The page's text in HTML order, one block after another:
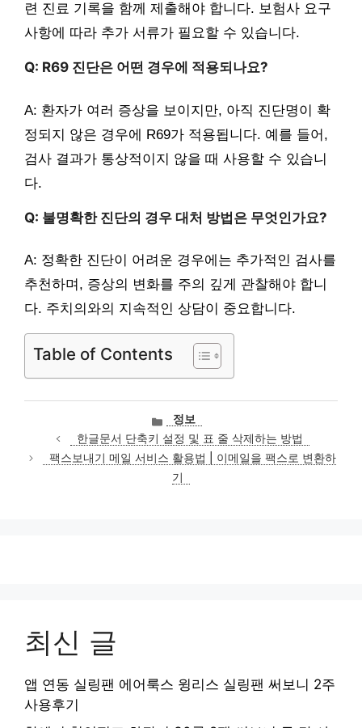
련 진료 기록을 함께 제출해야 합니다. 보험사 요구
사항에 따라 추가 서류가 필요할 수 있습니다.
Q: R69 진단은 어떤 경우에 적용되나요?
A: 환자가 여러 증상을 보이지만, 아직 진단명이 확
정되지 않은 경우에 R69가 적용됩니다. 예를 들어,
검사 결과가 통상적이지 않을 때 사용할 수 있습니
다.
Q: 불명확한 진단의 경우 대처 방법은 무엇인가요?
A: 정확한 진단이 어려운 경우에는 추가적인 검사를
추천하며, 증상의 변화를 주의 깊게 관찰해야 합니
다. 주치의와의 지속적인 상담이 중요합니다.
Table of Contents
카
테
고
리
정보
한글문서 단축키 설정 및 표 줄 삭제하는 방법
팩스보내기 메일 서비스 활용법 | 이메일을 팩스로 변환하
기
최신 글
앱 연동 실링팬 에어룩스 윙리스 실링팬 써보니 2주
사용후기